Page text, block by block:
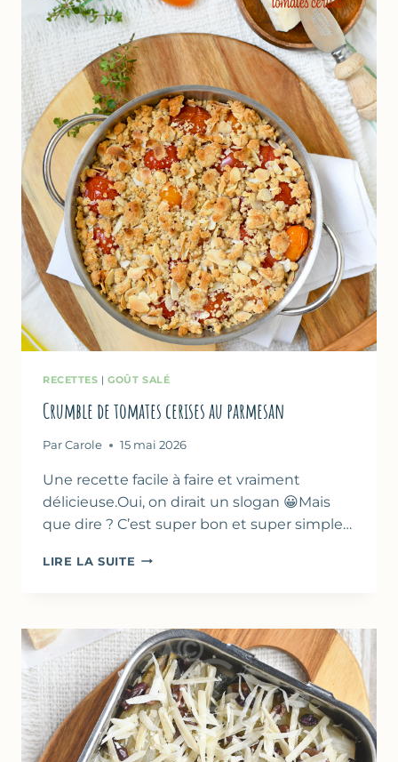
RECETTES |GOÛT SALÉ
Crumble de tomates cerises au parmesan
Par Carole 15 mai 2026
Une recette facile à faire et vraiment
délicieuse.Oui, on dirait un slogan 😀Mais
que dire ? C’est super bon et super simple…
LIRE LA SUITE CRUMBLE
AU
PARMESAN